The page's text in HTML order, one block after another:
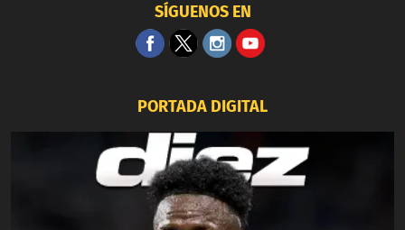
SÍGUENOS EN
PORTADA DIGITAL